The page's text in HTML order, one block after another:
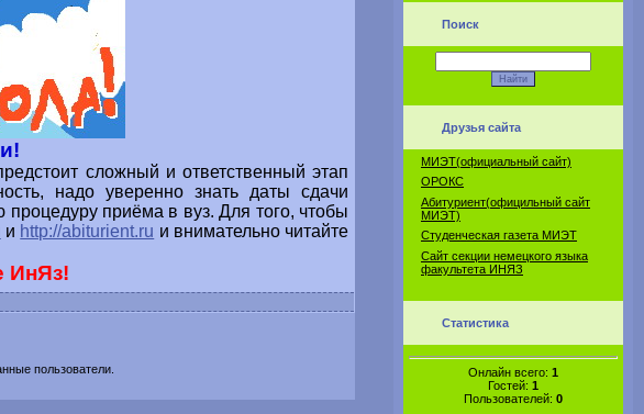
сложный и ответственный этап
надо уверенно знать даты сдачи
приёма в вуз. Для того, чтобы
и http://abiturient.ru и внимательно читайте
ИнЯз!
пользователи.
Поиск
Друзья сайта
МИЭТ(официальный сайт)
ОРОКС
Абитуриент(официльный сайт
МИЭТ)
Студенческая газета МИЭТ
Сайт секции немецкого языка
факультета ИНЯЗ
Статистика
Онлайн всего: 1
Гостей: 1
Пользователей: 0